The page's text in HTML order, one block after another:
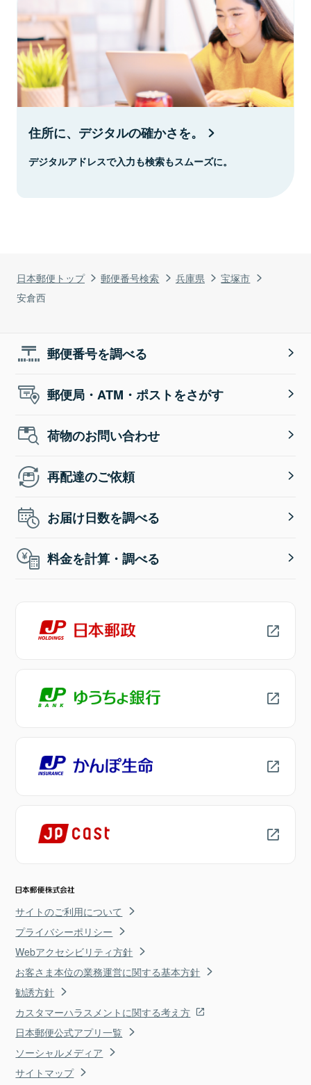
日本郵便トップ 郵便番号検索 兵庫県
宝塚市
安倉西
住所に、デジタルの確かさを。
デジタルアドレスで入力も検索もスムーズに。
郵便番号を調べる
郵便局・ATM・ポストをさがす
荷物のお問い合わせ
再配達のご依頼
お届け日数を調べる
料金を計算・調べる
サイトのご利用について
プライバシーポリシー
Webアクセシビリティ方針
お客さま本位の業務運営に関する基本方針
勧誘方針
カスタマーハラスメントに関する考え方
日本郵便公式アプリ一覧
ソーシャルメディア
サイトマップ